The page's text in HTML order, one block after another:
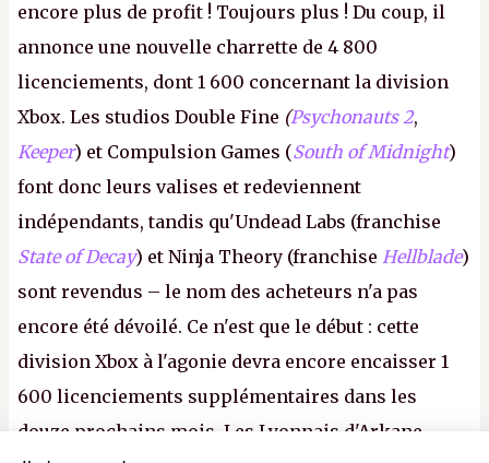
encore plus de profit ! Toujours plus ! Du coup, il
annonce une nouvelle charrette de 4 800
licenciements, dont 1 600 concernant la division
Xbox. Les studios Double Fine (Psychonauts 2,
Keeper) et Compulsion Games (South of Midnight)
font donc leurs valises et redeviennent
indépendants, tandis qu'Undead Labs (franchise
State of Decay) et Ninja Theory (franchise Hellblade)
sont revendus – le nom des acheteurs n'a pas
encore été dévoilé. Ce n'est que le début : cette
division Xbox à l'agonie devra encore encaisser 1
600 licenciements supplémentaires dans les
douze prochains mois. Les Lyonnais d'Arkane